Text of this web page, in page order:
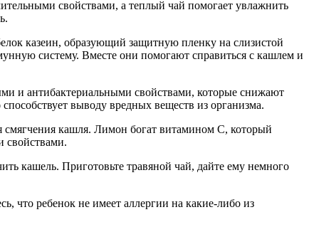
свойствами, а теплый чай помогает увлажнить
казеин, образующий защитную пленку на слизистой
систему. Вместе они помогают справиться с кашлем и
и антибактериальными свойствами, которые снижают
выводу вредных веществ из организма.
кашля. Лимон богат витамином C, который
свойствами.
кашель. Приготовьте травяной чай, дайте ему немного
что ребенок не имеет аллергии на какие-либо из